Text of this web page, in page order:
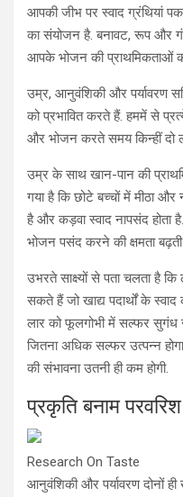
आपकी जीभ पर स्वाद ग्रंथियां
का संयोजन है. बनावट, रूप और
आपके भोजन की प्राथमिकताओं
उम्र, आनुवंशिकी और पर्यावरण
को प्रभावित करते हैं. हममें से
और भोजन करते समय किन्हीं दो
उम्र के साथ खान-पान की
गया है कि छोटे बच्चों में मीठा और
है और कड़वा स्वाद नापसंद
भोजन पसंद करने की क्षमता
उभरते साक्ष्यों से पता चलता है कि
सकते हैं जो खाद्य पदार्थों के
लार को फूलगोभी में सल्फर सुगंध
जितना अधिक सल्फर उत्पन्न
की संभावना उतनी ही कम होगी.
प्रकृति बनाम परवरिश
Research On Taste
आनुवंशिकी और पर्यावरण दोनों ही